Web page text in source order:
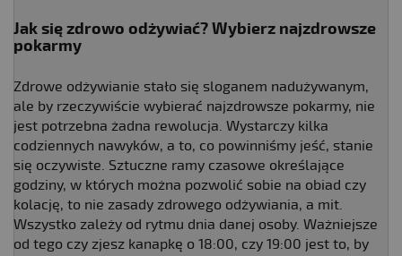
Jak się zdrowo odżywiać? Wybierz najzdrowsze
pokarmy
Zdrowe odżywianie stało się sloganem nadużywanym,
ale by rzeczywiście wybierać najzdrowsze pokarmy, nie
jest potrzebna żadna rewolucja. Wystarczy kilka
codziennych nawyków, a to, co powinniśmy jeść, stanie
się oczywiste. Sztuczne ramy czasowe określające
godziny, w których można pozwolić sobie na obiad czy
kolację, to nie zasady zdrowego odżywiania, a mit.
Wszystko zależy od rytmu dnia danej osoby. Ważniejsze
od tego czy zjesz kanapkę o 18:00, czy 19:00 jest to, by